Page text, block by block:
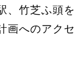
、竹芝ふ頭を
画へのアクセ